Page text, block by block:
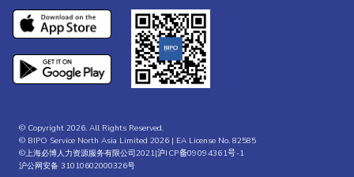
© Copyright 2026. All Rights Reserved.
© BIPO Service North Asia Limited 2026 | EA License No. 82585
©上海必博人力资源服务有限公司2021|沪ICP备09094361号-1
沪公网安备 31010602000326号